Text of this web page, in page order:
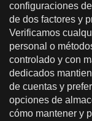
configuraciones
de dos factores y
Verificamos
personal o
controlado y con
dedicados
de cuentas y
opciones de
cómo mantener y